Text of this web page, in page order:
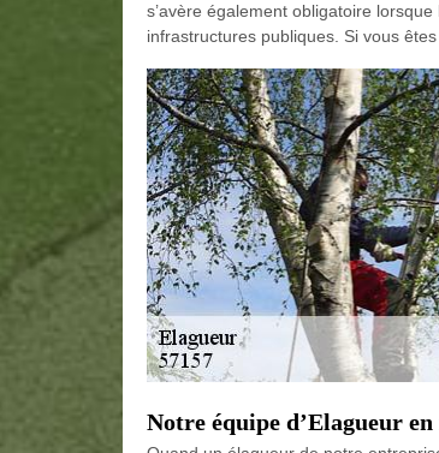
s’avère également obligatoire
infrastructures publiques. Si vous
Notre équipe d’Elagueur